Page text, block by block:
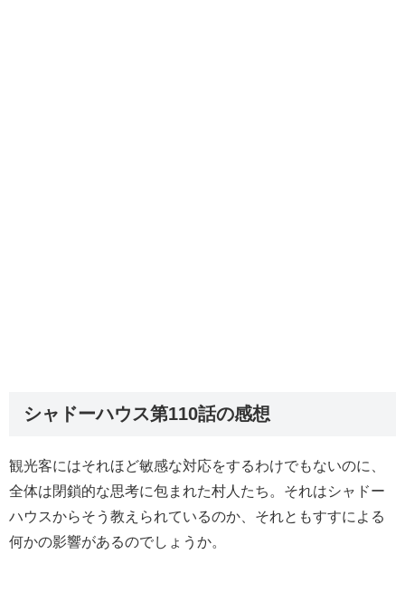
シャドーハウス第110話の感想
観光客にはそれほど敏感な対応をするわけでもないのに、
全体は閉鎖的な思考に包まれた村人たち。それはシャドー
ハウスからそう教えられているのか、それともすすによる
何かの影響があるのでしょうか。